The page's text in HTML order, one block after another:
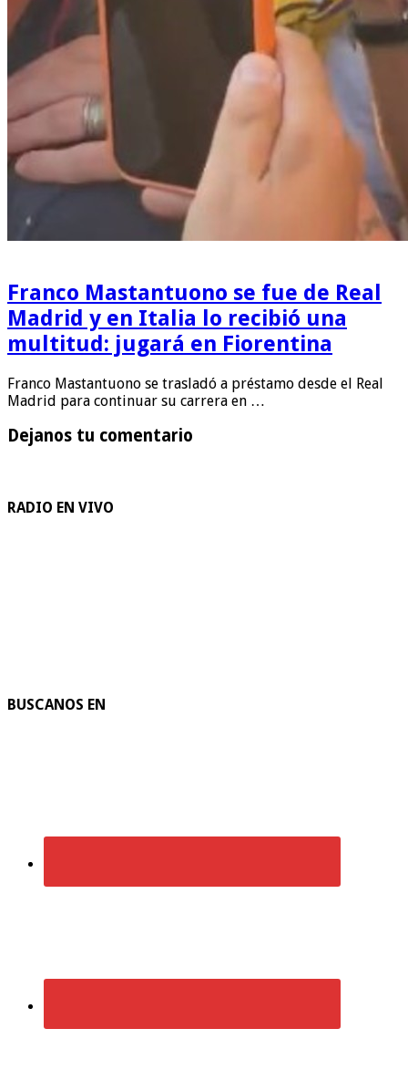
Franco Mastantuono se fue de Real
Madrid y en Italia lo recibió una
multitud: jugará en Fiorentina
Franco Mastantuono se trasladó a préstamo desde el Real
Madrid para continuar su carrera en …
Dejanos tu comentario
RADIO EN VIVO
BUSCANOS EN